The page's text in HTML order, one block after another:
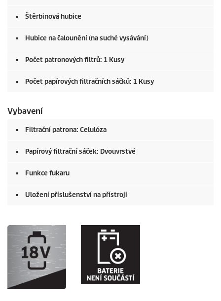
Štěrbinová hubice
Hubice na čalounění (na suché vysávání)
Počet patronových filtrů: 1 Kusy
Počet papírových filtračních sáčků: 1 Kusy
Vybavení
Filtrační patrona: Celulóza
Papírový filtrační sáček: Dvouvrstvé
Funkce fukaru
Uložení příslušenství na přístroji